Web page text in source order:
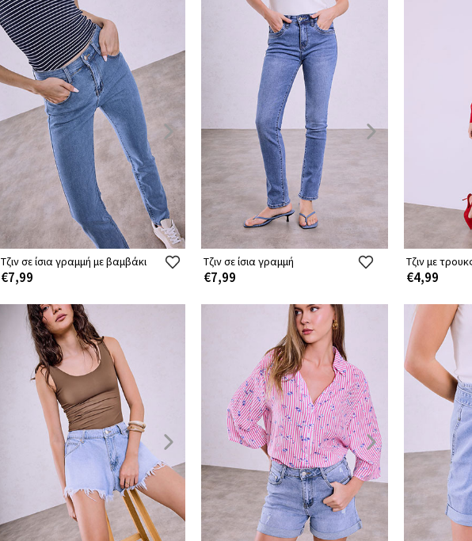
Τζιν σε ίσια γραμμή με βαμβάκι
€7,99
Τζιν σε ίσια γραμμή
€7,99
Τζιν με
€4,99